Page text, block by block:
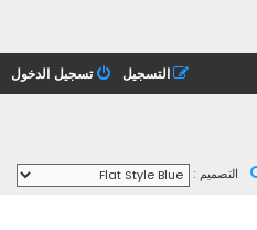
تسجيل الدخول التسجيل
التصميم :